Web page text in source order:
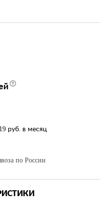
19 руб. в месяц
по России